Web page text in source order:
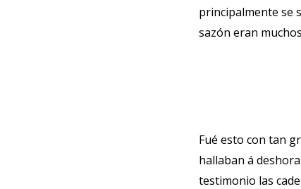
principalmente se
sazón eran
Fué esto con tan
hallaban á
testimonio las